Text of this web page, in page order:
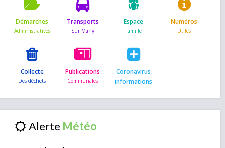
Démarches Transports Espace Numéros
Collecte Publications
Coronavirus
informations
Alerte